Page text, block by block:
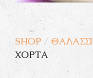
SHOP /
ΧΌΡΤΑ